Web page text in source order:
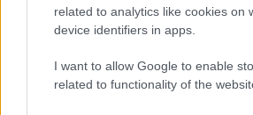
related to analytics like cookies on
device identifiers in apps.
I want to allow Google to enable
related to functionality of the
Meld deg på vårt